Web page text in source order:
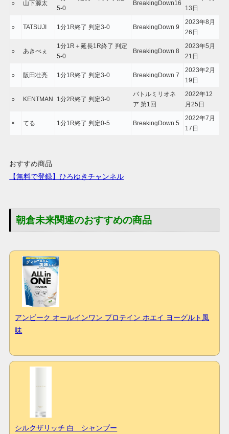
○ 山下源太
5-0
BreakingDown16
13日
○ TATSUJI 1分1R終了 判定3-0 BreakingDown 9
2023年8月
26日
○ あきべぇ
1分1R＋延長1R終了 判定
5-0
BreakingDown 8
2023年5月
21日
○ 阪田壮亮 1分1R終了 判定3-0 BreakingDown 7
2023年2月
19日
○ KENTMAN 1分2R終了 判定3-0
バトルミリオネ
ア 第1回
2022年12
月25日
× てる 1分1R終了 判定0-5 BreakingDown 5
2022年7月
17日
おすすめ商品
【無料で登録】ひろゆきチャンネル
朝倉未来関連のおすすめの商品
アンビーク オールインワン プロテイン ホエイ ヨーグルト風
味
シルクザリッチ 白 シャンプー